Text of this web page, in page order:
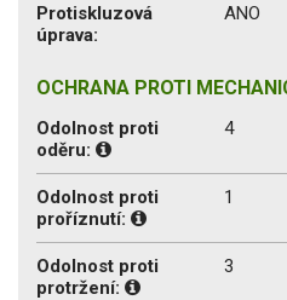
Protiskluzová
úprava:
ANO
OCHRANA PROTI
Odolnost proti
oděru:
4
Odolnost proti
proříznutí:
1
Odolnost proti
protržení:
3